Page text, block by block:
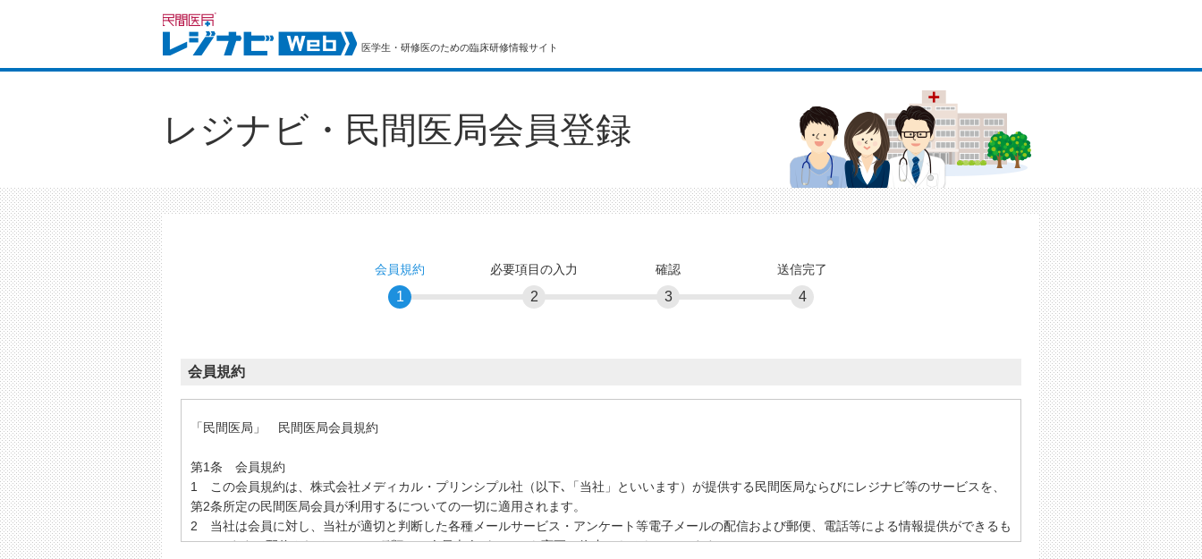
医学生・研修医のための臨床研修情報サイト
レジナビ・民間医局会員登録
会員規約
1
必要項目の入力
2
確認
3
送信完了
4
会員規約
「民間医局」 民間医局会員規約
第1条 会員規約
1 この会員規約は、株式会社メディカル・プリンシプル社（以下､「当社」といいます）が提供する民間医局ならびにレジナビ等のサービスを、
第2条所定の民間医局会員が利用するについての一切に適用されます。
2 当社は会員に対し、当社が適切と判断した各種メールサービス・アンケート等電子メールの配信および郵便、電話等による情報提供ができるも
のとします。配信されるメールの種類は、会員本人がいつでも変更・停止できるものとします。